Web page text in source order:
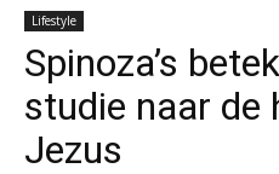
Lifestyle
Spinoza’s
studie naar de
Jezus